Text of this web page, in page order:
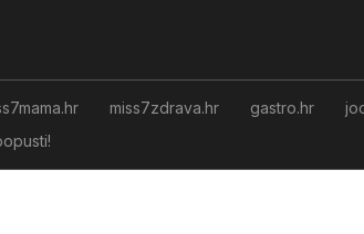
miss7zdrava.hr gastro.hr